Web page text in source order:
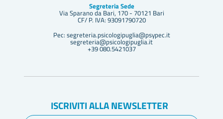
Segreteria Sede
Via Sparano da Bari, 170 - 70121 Bari
CF/ P. IVA: 93091790720
Pec: segreteria.psicologipuglia@psypec.it
segreteria@psicologipuglia.it
+39 080.5421037
ISCRIVITI ALLA NEWSLETTER